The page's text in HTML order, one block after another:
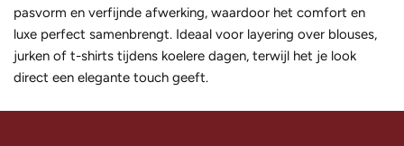
pasvorm en verfijnde afwerking, waardoor het comfort en
luxe perfect samenbrengt. Ideaal voor layering over blouses,
jurken of t-shirts tijdens koelere dagen, terwijl het je look
direct een elegante touch geeft.